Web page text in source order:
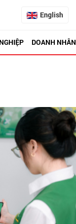
English
DOANH NHÂN